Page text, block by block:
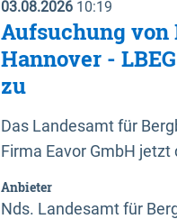
03.08.2026 10:19
Aufsuchung von
Hannover -
zu
Das Landesamt für
Firma Eavor GmbH
Anbieter
Nds. Landesamt für